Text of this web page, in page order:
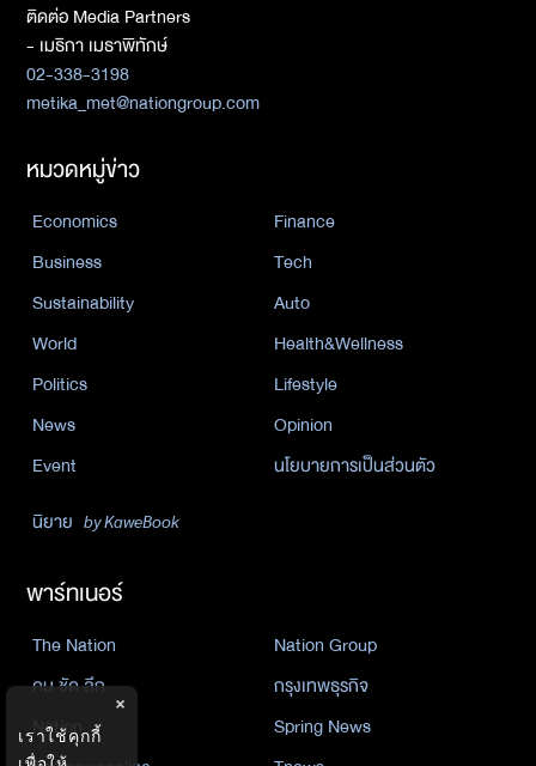
ติดต่อ Media Partners
- เมธิกา เมธาพิทักษ์
02-338-3198
metika_met@nationgroup.com
หมวดหมู่ข่าว
Economics
Finance
Business
Tech
Sustainability
Auto
World
Health&Wellness
Politics
Lifestyle
News
Opinion
Event
นโยบายการเป็นส่วนตัว
นิยาย by KaweBook
พาร์ทเนอร์
The Nation
Nation Group
คม ชัด ลึก
กรุงเทพธุรกิจ
Nation
Spring News
×
เราใช้คุกกี้